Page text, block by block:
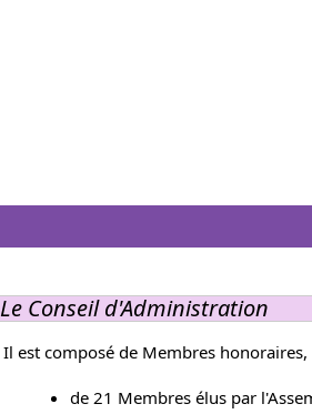
Le Conseil d'Administration
Il est composé de Membres
de 21 Membres élus par